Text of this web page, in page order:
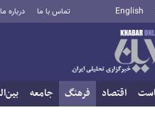
English تماس با ما درباره ما
اقتصاد فرهنگ جامعه